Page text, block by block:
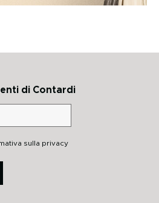
di Contardi
sulla privacy